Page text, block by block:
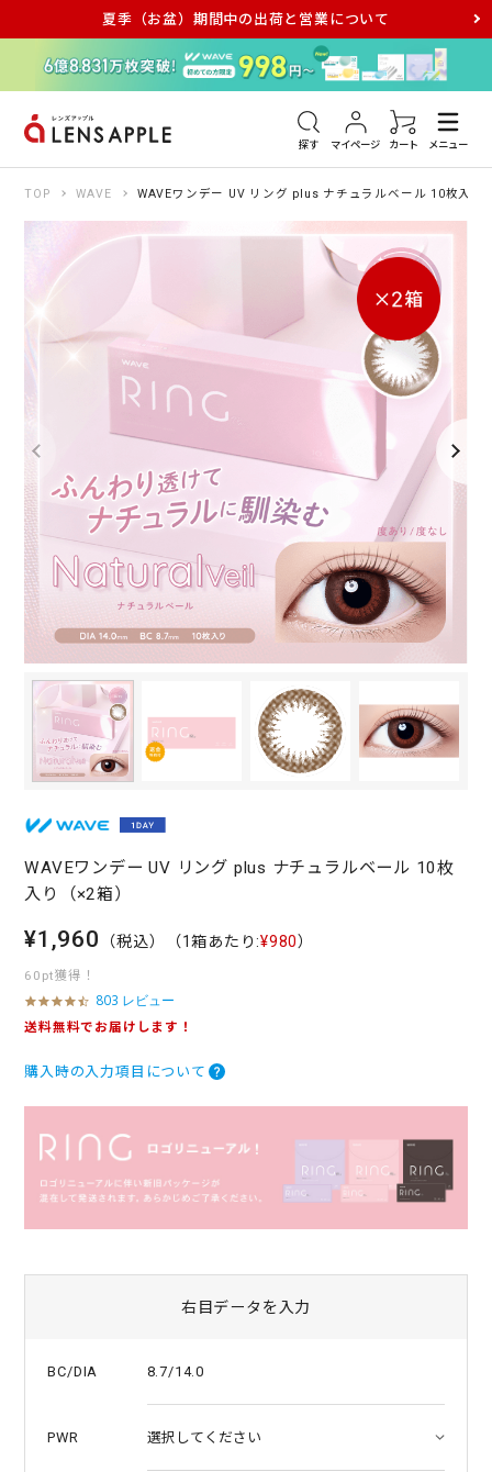
夏季（お盆）期間中の出荷と営業について
探す マイページ カート メニュー
アキュビュー メダリスト メガネ
TOP WAVE WAVEワンデー UV リング plus ナチュラルベール 10枚入り
WAVEワンデー UV リング plus ナチュラルベール 10枚
入り（×2箱）
¥1,960 （税込） （1箱あたり:¥980）
60pt獲得！
4
.
t
r
i
n
g
803 レビュー
送料無料でお届けします！
購入時の入力項目について
右目データを入力
BC/DIA 8.7/14.0
PWR